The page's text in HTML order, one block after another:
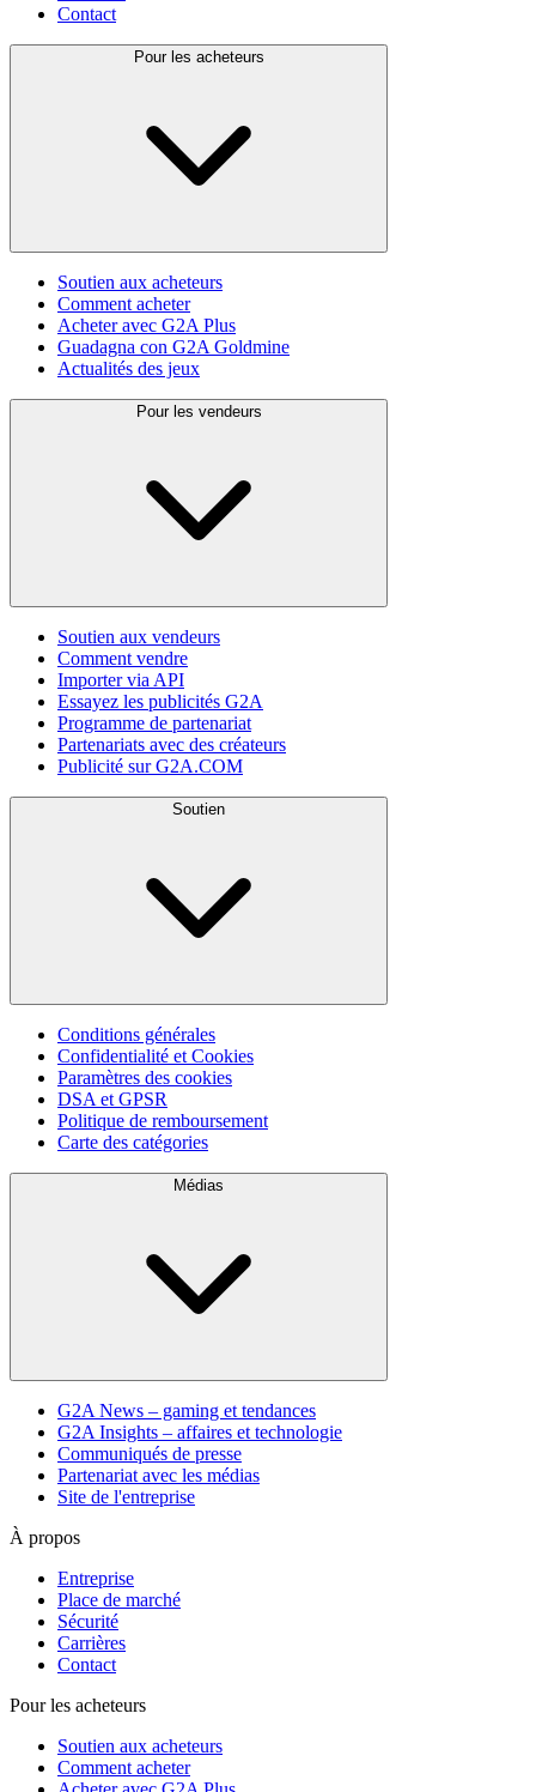
Contact
Pour les acheteurs
Soutien aux acheteurs
Comment acheter
Acheter avec G2A Plus
Guadagna con G2A Goldmine
Actualités des jeux
Pour les vendeurs
Soutien aux vendeurs
Comment vendre
Importer via API
Essayez les publicités G2A
Programme de partenariat
Partenariats avec des créateurs
Publicité sur G2A.COM
Soutien
Conditions générales
Confidentialité et Cookies
Paramètres des cookies
DSA et GPSR
Politique de remboursement
Carte des catégories
Médias
G2A News – gaming et tendances
G2A Insights – affaires et technologie
Communiqués de presse
Partenariat avec les médias
Site de l'entreprise
À propos
Entreprise
Place de marché
Sécurité
Carrières
Contact
Pour les acheteurs
Soutien aux acheteurs
Comment acheter